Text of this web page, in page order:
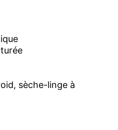
sèche-linge à